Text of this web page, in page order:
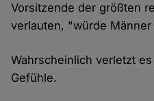
Vorsitzende der größten
verlauten, "würde
Wahrscheinlich verletzt
Gefühle.